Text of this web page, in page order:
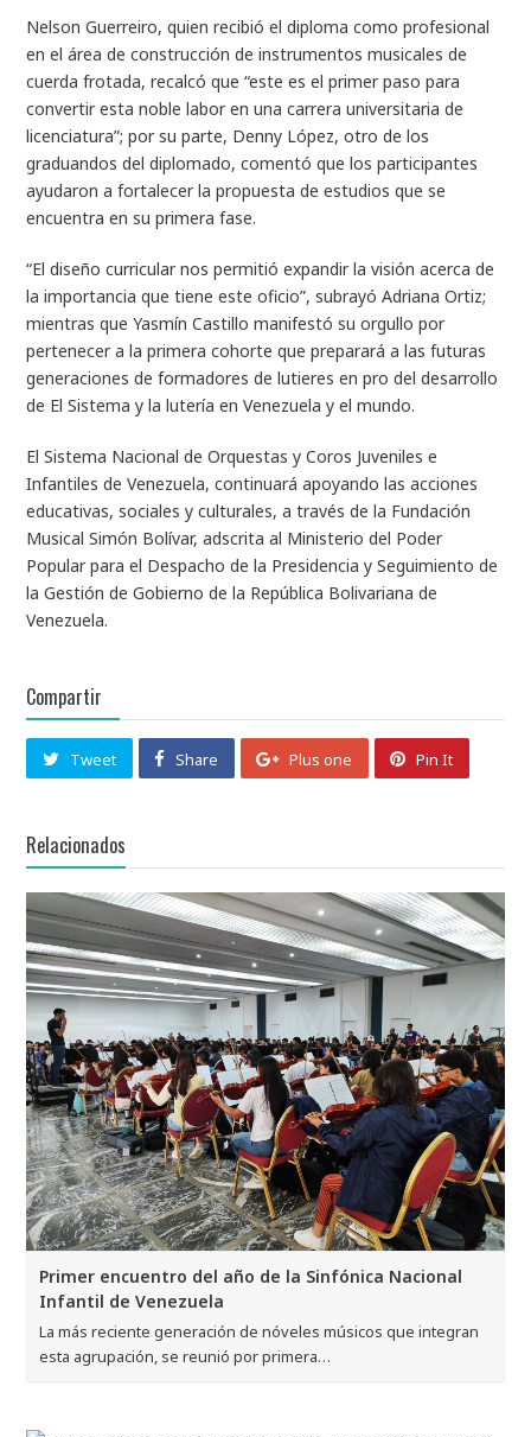
Nelson Guerreiro, quien recibió el diploma como profesional
en el área de construcción de instrumentos musicales de
cuerda frotada, recalcó que “este es el primer paso para
convertir esta noble labor en una carrera universitaria de
licenciatura”; por su parte, Denny López, otro de los
graduandos del diplomado, comentó que los participantes
ayudaron a fortalecer la propuesta de estudios que se
encuentra en su primera fase.
“El diseño curricular nos permitió expandir la visión acerca de
la importancia que tiene este oficio”, subrayó Adriana Ortiz;
mientras que Yasmín Castillo manifestó su orgullo por
pertenecer a la primera cohorte que preparará a las futuras
generaciones de formadores de lutieres en pro del desarrollo
de El Sistema y la lutería en Venezuela y el mundo.
El Sistema Nacional de Orquestas y Coros Juveniles e
Infantiles de Venezuela, continuará apoyando las acciones
educativas, sociales y culturales, a través de la Fundación
Musical Simón Bolívar, adscrita al Ministerio del Poder
Popular para el Despacho de la Presidencia y Seguimiento de
la Gestión de Gobierno de la República Bolivariana de
Venezuela.
Compartir
Tweet Share Plus one Pin It
Relacionados
Primer encuentro del año de la Sinfónica Nacional
Infantil de Venezuela
La más reciente generación de nóveles músicos que integran
esta agrupación, se reunió por primera…